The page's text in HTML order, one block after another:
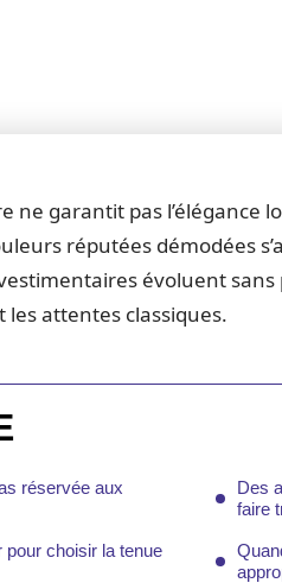
ne garantit pas l’élégance
réputées démodées
évoluent
attentes classiques.
réservée aux
choisir la tenue
Des
faire